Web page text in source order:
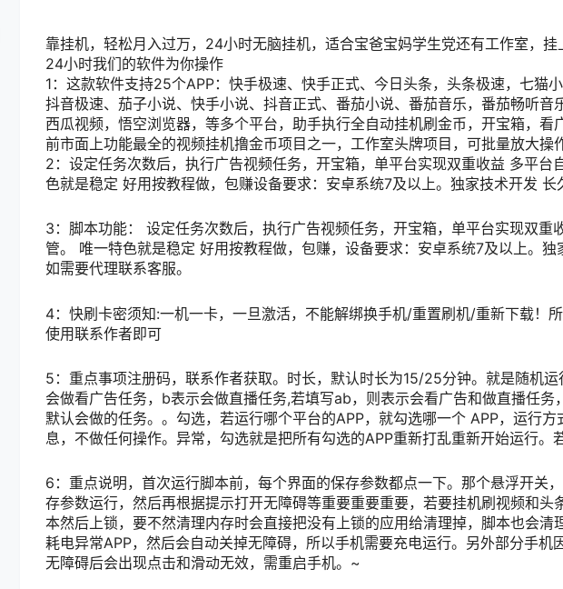
靠挂机，轻松月入过万，24小时无脑挂机，适合宝爸宝妈学生党还有工作室，挂
24小时我们的软件为你操作
1：这款软件支持25个APP：快手极速、快手正式、今日头条，头条极速，七猫
抖音极速、茄子小说、快手小说、抖音正式、番茄小说、番茄音乐，番茄畅听音
西瓜视频，悟空浏览器，等多个平台，助手执行全自动挂机刷金币，开宝箱，
前市面上功能最全的视频挂机撸金币项目之一，工作室头牌项目，可批量放大操
2：设定任务次数后，执行广告视频任务，开宝箱，单平台实现双重收益 多平
色就是稳定 好用按教程做，包赚设备要求：安卓系统7及以上。独家技术开发 长
3：脚本功能： 设定任务次数后，执行广告视频任务，开宝箱，单平台实现双重
管。 唯一特色就是稳定 好用按教程做，包赚，设备要求：安卓系统7及以上。
如需要代理联系客服。
4：快刷卡密须知:一机一卡，一旦激活，不能解绑换手机/重置刷机/重新下载！
使用联系作者即可
5：重点事项注册码，联系作者获取。时长，默认时长为15/25分钟。就是随机
会做看广告任务，b表示会做直播任务,若填写ab，则表示会看广告和做直播任
默认会做的任务。。勾选，若运行哪个平台的APP，就勾选哪一个 APP，运行
息，不做任何操作。异常，勾选就是把所有勾选的APP重新打乱重新开始运行
6：重点说明，首次运行脚本前，每个界面的保存参数都点一下。那个悬浮开关
存参数运行，然后再根据提示打开无障碍等重要重要重要，若要挂机刷视频和
本然后上锁，要不然清理内存时会直接把没有上锁的应用给清理掉，脚本也会
耗电异常APP，然后会自动关掉无障碍，所以手机需要充电运行。另外部分手
无障碍后会出现点击和滑动无效，需重启手机。~